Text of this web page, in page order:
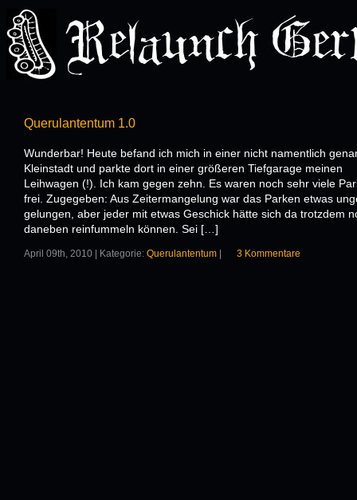
Querulantentum 1.0
Wunderbar! Heute befand ich mich in einer nicht namentlich
Kleinstadt und parkte dort in einer größeren Tiefgarage meinen
Leihwagen (!). Ich kam gegen zehn. Es waren noch sehr viele
frei. Zugegeben: Aus Zeitermangelung war das Parken etwas
gelungen, aber jeder mit etwas Geschick hätte sich da trotzdem
daneben reinfummeln können. Sei […]
April 09th, 2010 | Kategorie: Querulantentum 3 Kommentare